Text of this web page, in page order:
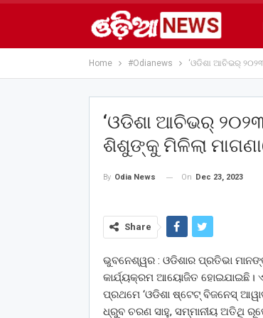
Home #Odianews ‘ଓଡିଶା ଆଚିଭର୍‌‌
‘ଓଡିଶା ଆଚିଭର୍‌‌
ଶିଶୁଙ୍କୁ ମିଳିଲା
By Odia News On Dec 23, 2023
Share
ଭୁବନେଶ୍ୱର : ଓଡିଶାର ପ୍ରତିଭା
କାର୍ଯ୍ୟକ୍ରମ ଆୟୋଜିତ ହୋଇଯାଇଛି।
ପ୍ରଥମେ ‘ଓଡିଶା ଷ୍ଟେଟ୍‌‌ ବିଜନେସ୍‌‌
ଧ୍ରୁବ ଚରଣ ସାହୁ, ସମ୍ମାନୀୟ ଅତିଥି